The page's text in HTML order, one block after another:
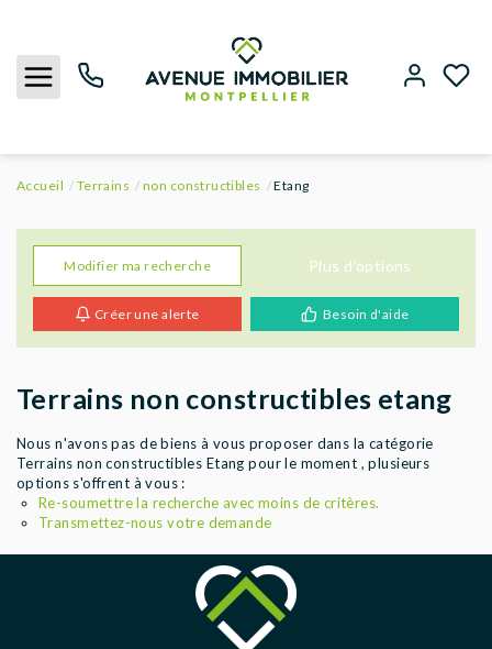
ACHETER
LOUER
BIENS VENDUS
ESTIMER
AGENCES
Accueil Terrains non constructibles Etang
Modifier ma recherche Plus d'options
Créer une alerte Besoin d'aide
Terrains non constructibles etang
Nous n'avons pas de biens à vous proposer dans la catégorie
Terrains non constructibles Etang pour le moment , plusieurs
options s'offrent à vous :
Re-soumettre la recherche avec moins de critères.
Transmettez-nous votre demande